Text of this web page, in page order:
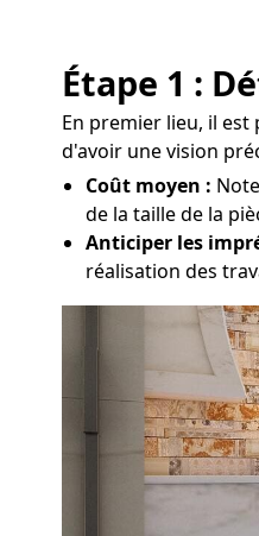
Étape 1 :
En premier lieu, il
d'avoir une vision
Coût moyen :
de la taille de la
Anticiper les
réalisation des